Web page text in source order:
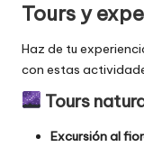
Tours y
Haz de tu
con estas
Tours
Excursión al